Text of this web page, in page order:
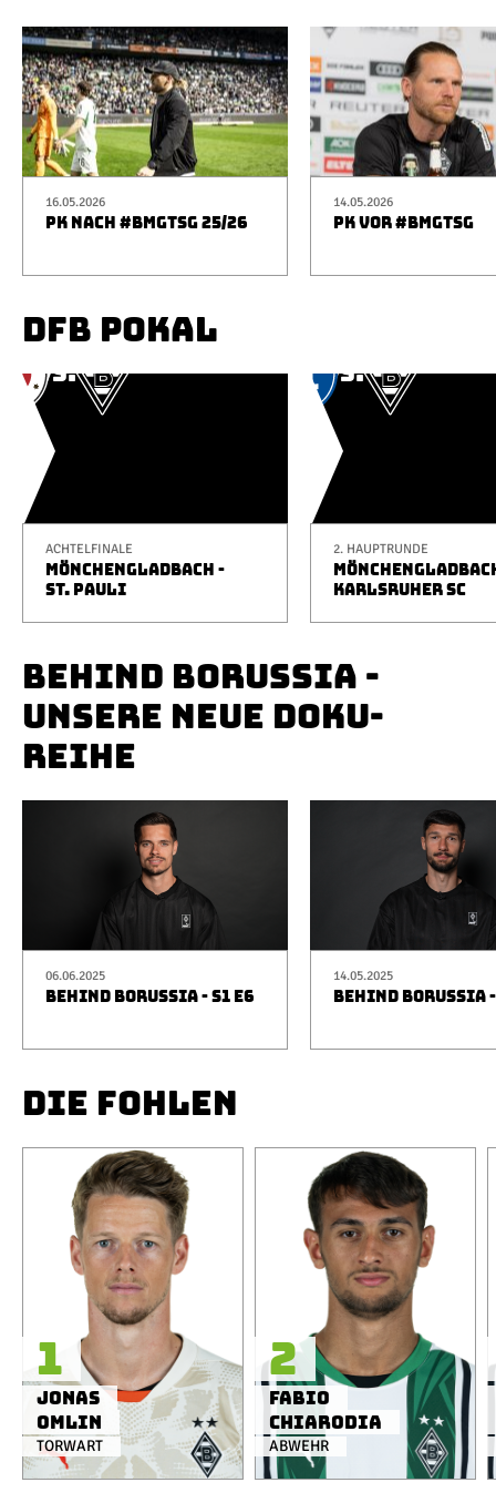
16.05.2026
PK NACH #BMGTSG 25/26
14.05.2026
PK VOR #BMGTSG
DFB POKAL
ACHTELFINALE
MÖNCHENGLADBACH -
ST. PAULI
2. HAUPTRUNDE
KARLSRUHER SC
BEHIND BORUSSIA -
UNSERE NEUE DOKU-
REIHE
06.06.2025
BEHIND BORUSSIA - S1 E6
14.05.2025
BEHIND BORUSSIA
DIE FOHLEN
TORWART
Jonas
Omlin
1
ABWEHR
Fabio
Chiarodia
2